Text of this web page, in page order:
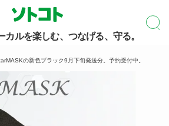
カルを楽しむ、つなげる、守る。
の新色ブラック9月下旬発送分。予約受付中。